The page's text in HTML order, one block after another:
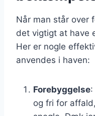
Når man står over
det vigtigt at have
Her er nogle
anvendes i haven:
Forebyggelse
og fri for